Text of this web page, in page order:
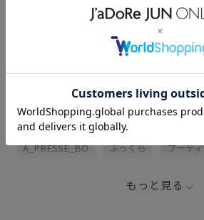
サイズ・素材・お手入れ方法
2025_51W_BO A.PRESSE
A_PRESSE_BO ふっくら フーデ
もっと見る